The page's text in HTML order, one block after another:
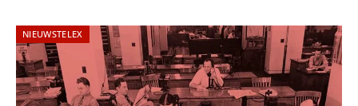
NIEUWSTELEX